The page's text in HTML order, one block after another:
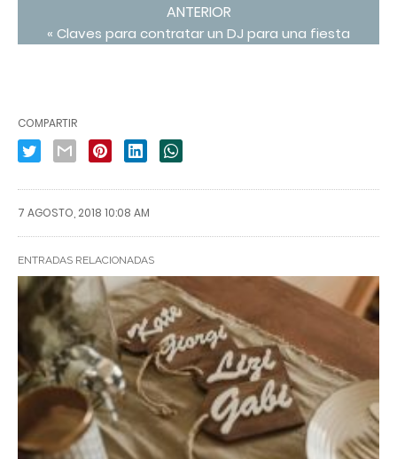
ANTERIOR
« Claves para contratar un DJ para una fiesta
COMPARTIR
7 AGOSTO, 2018 10:08 AM
ENTRADAS RELACIONADAS